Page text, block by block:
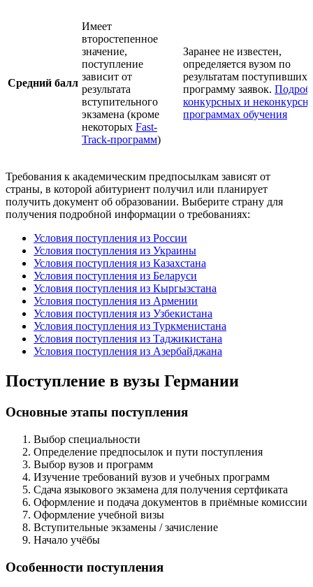
Средний балл
Имеет
второстепенное
значение,
поступление
зависит от
результата
вступительного
экзамена (кроме
некоторых Fast-
Track-программ)
Заранее не известен,
определяется вузом по
результатам поступивших
программу заявок.
конкурсных и
программах обучения
Требования к академическим предпосылкам зависят от
страны, в которой абитуриент получил или планирует
получить документ об образовании. Выберите страну для
получения подробной информации о требованиях:
Условия поступления из России
Условия поступления из Украины
Условия поступления из Казахстана
Условия поступления из Беларуси
Условия поступления из Кыргызстана
Условия поступления из Армении
Условия поступления из Узбекистана
Условия поступления из Туркменистана
Условия поступления из Таджикистана
Условия поступления из Азербайджана
Поступление в вузы Германии
Основные этапы поступления
Выбор специальности
Определение предпосылок и пути поступления
Выбор вузов и программ
Изучение требований вузов и учебных программ
Сдача языкового экзамена для получения сертфиката
Оформление и подача документов в приёмные комиссии
Оформление учебной визы
Вступительные экзамены / зачисление
Начало учёбы
Особенности поступления